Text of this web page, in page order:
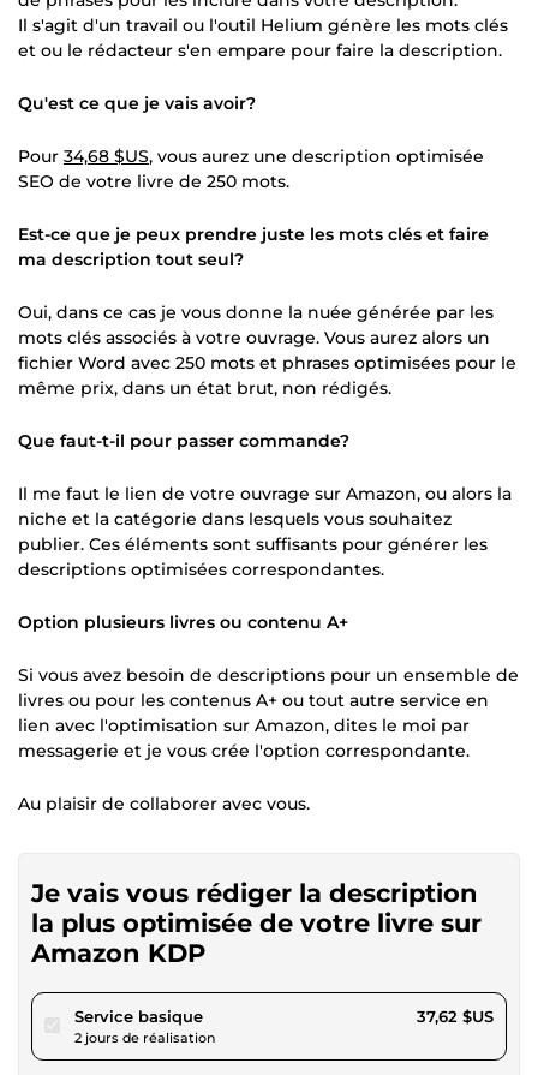
Il s'agit d'un travail ou l'outil Helium génère les mots clés
et ou le rédacteur s'en empare pour faire la description.
Qu'est ce que je vais avoir?
Pour 34,68 $US, vous aurez une description optimisée
SEO de votre livre de 250 mots.
Est-ce que je peux prendre juste les mots clés et faire
ma description tout seul?
Oui, dans ce cas je vous donne la nuée générée par les
mots clés associés à votre ouvrage. Vous aurez alors un
fichier Word avec 250 mots et phrases optimisées pour le
même prix, dans un état brut, non rédigés.
Que faut-t-il pour passer commande?
Il me faut le lien de votre ouvrage sur Amazon, ou alors la
niche et la catégorie dans lesquels vous souhaitez
publier. Ces éléments sont suffisants pour générer les
descriptions optimisées correspondantes.
Option plusieurs livres ou contenu A+
Si vous avez besoin de descriptions pour un ensemble de
livres ou pour les contenus A+ ou tout autre service en
lien avec l'optimisation sur Amazon, dites le moi par
messagerie et je vous crée l'option correspondante.
Au plaisir de collaborer avec vous.
Je vais vous rédiger la description
la plus optimisée de votre livre sur
Amazon KDP
Service basiquepour 34,68 $US
2 jours de réalisation
37,62 $US